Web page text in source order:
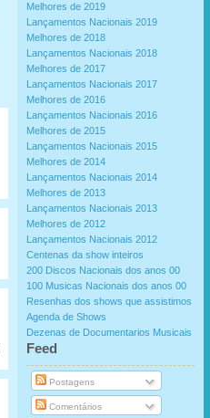
Melhores de 2019
Lançamentos Nacionais 2019
Melhores de 2018
Lançamentos Nacionais 2018
Melhores de 2017
Lançamentos Nacionais 2017
Melhores de 2016
Lançamentos Nacionais 2016
Melhores de 2015
Lançamentos Nacionais 2015
Melhores de 2014
Lançamentos Nacionais 2014
Melhores de 2013
Lançamentos Nacionais 2013
Melhores de 2012
Lançamentos Nacionais 2012
Centenas da show inteiros
200 Discos Nacionais dos anos 00
100 Musicas Nacionais dos anos 00
Resenhas dos shows que assistimos
Agenda de Shows
Dezenas de Documentarios Musicais
Feed
Postagens
Comentários